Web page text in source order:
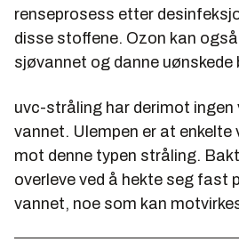
renseprosess etter
disse stoffene. Ozon kan
sjøvannet og danne uønskede
uvc-stråling har derimot
vannet. Ulempen er at enkelte
mot denne typen stråling.
overleve ved å hekte seg fast
vannet, noe som kan